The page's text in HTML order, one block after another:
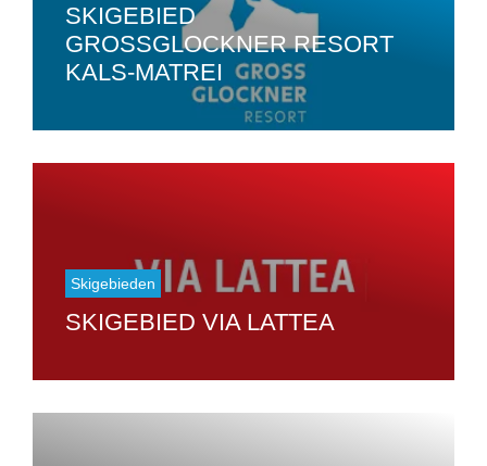
SKIGEBIED
GROSSGLOCKNER RESORT K
ALS-MATREI
Skigebieden
SKIGEBIED VIA LATTEA